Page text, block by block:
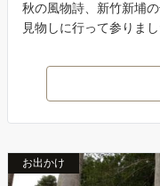
秋の風物詩、新竹新埔
見物しに行って参りま
お出かけ